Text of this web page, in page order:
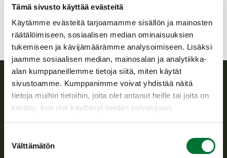
Tämä sivusto käyttää evästeitä
Käytämme evästeitä tarjoamamme sisällön ja mainosten
räätälöimiseen, sosiaalisen median ominaisuuksien
tukemiseen ja kävijämäärämme analysoimiseen. Lisäksi
jaamme sosiaalisen median, mainosalan ja analytiikka-
alan kumppaneillemme tietoja siitä, miten käytät
sivustoamme. Kumppanimme voivat yhdistää näitä
tietoja muihin tietoihin, joita olet antanut heille tai joita on
kerätty, kun olet käyttänyt heidän palvelujaan.
valinta
Välttämätön
Suomen riistakeskus
toimeenpanosta sekä vastaa sille säädetyistä julkisista